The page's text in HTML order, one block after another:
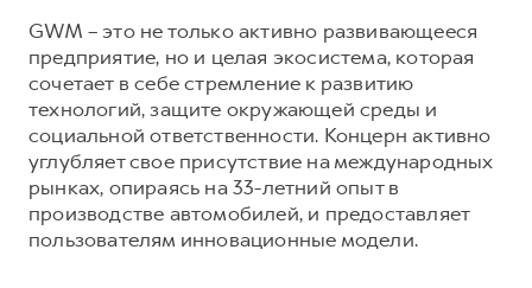
GWM – это не только активно развивающееся
предприятие, но и целая экосистема, которая
сочетает в себе стремление к развитию
технологий, защите окружающей среды и
социальной ответственности. Концерн активно
углубляет свое присутствие на международных
рынках, опираясь на 33-летний опыт в
производстве автомобилей, и предоставляет
пользователям инновационные модели.